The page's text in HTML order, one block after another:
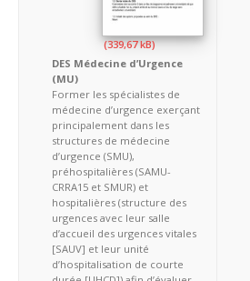
DES Médecine d’Urgence
(MU)
Former les spécialistes de
médecine d’urgence exerçant
principalement dans les
structures de médecine
d’urgence (SMU),
préhospitalières (SAMU-
CRRA15 et SMUR) et
hospitalières (structure des
urgences avec leur salle
d’accueil des urgences vitales
[SAUV] et leur unité
d’hospitalisation de courte